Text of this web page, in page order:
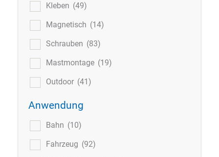
Kleben (49)
Magnetisch (14)
Schrauben (83)
Mastmontage (19)
Outdoor (41)
Anwendung
Bahn (10)
Fahrzeug (92)